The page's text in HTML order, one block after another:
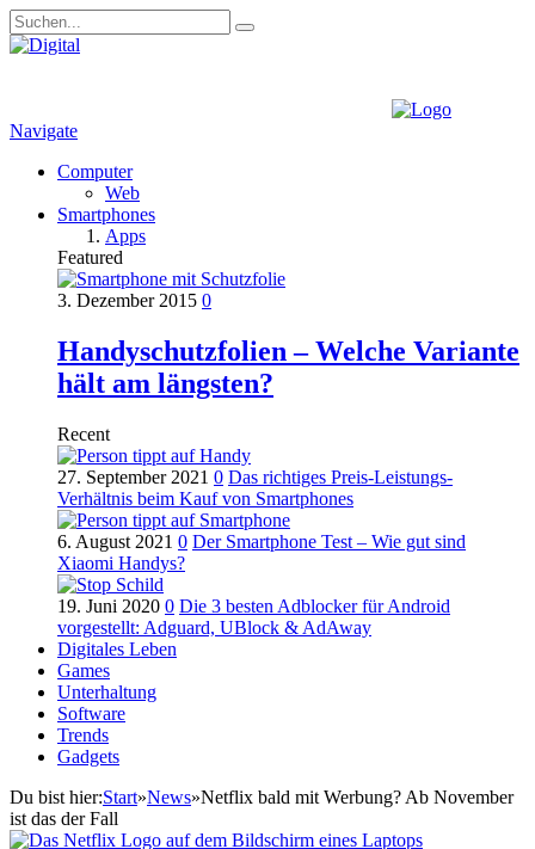
Navigate
Computer
Web
Smartphones
Apps
Featured
3. Dezember 2015 0
Handyschutzfolien – Welche Variante
hält am längsten?
Recent
27. September 2021 0 Das richtiges Preis-Leistungs-
Verhältnis beim Kauf von Smartphones
6. August 2021 0 Der Smartphone Test – Wie gut sind
Xiaomi Handys?
19. Juni 2020 0 Die 3 besten Adblocker für Android
vorgestellt: Adguard, UBlock & AdAway
Digitales Leben
Games
Unterhaltung
Software
Trends
Gadgets
Du bist hier:Start»News»Netflix bald mit Werbung? Ab November
ist das der Fall